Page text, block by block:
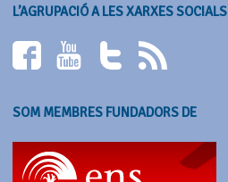
L’AGRUPACIÓ A LES XARXES SOCIALS
SOM MEMBRES FUNDADORS DE